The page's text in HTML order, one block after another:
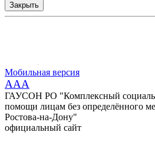
Закрыть
Мобильная версия
AAA
ГАУСОН РО "Комплексный
помощи лицам без определённого
Ростова-на-Дону"
официальный сайт